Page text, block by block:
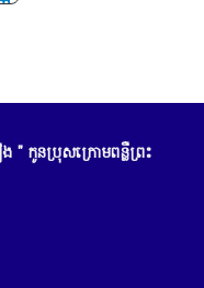
ង " កូនប្រុសក្រោមពន្លឺព្រះ